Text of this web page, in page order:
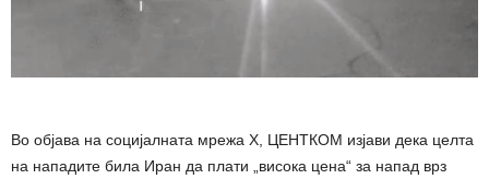
Во објава на социјалната мрежа X, ЦЕНТКОМ изјави дека целта
на нападите била Иран да плати „висока цена“ за напад врз